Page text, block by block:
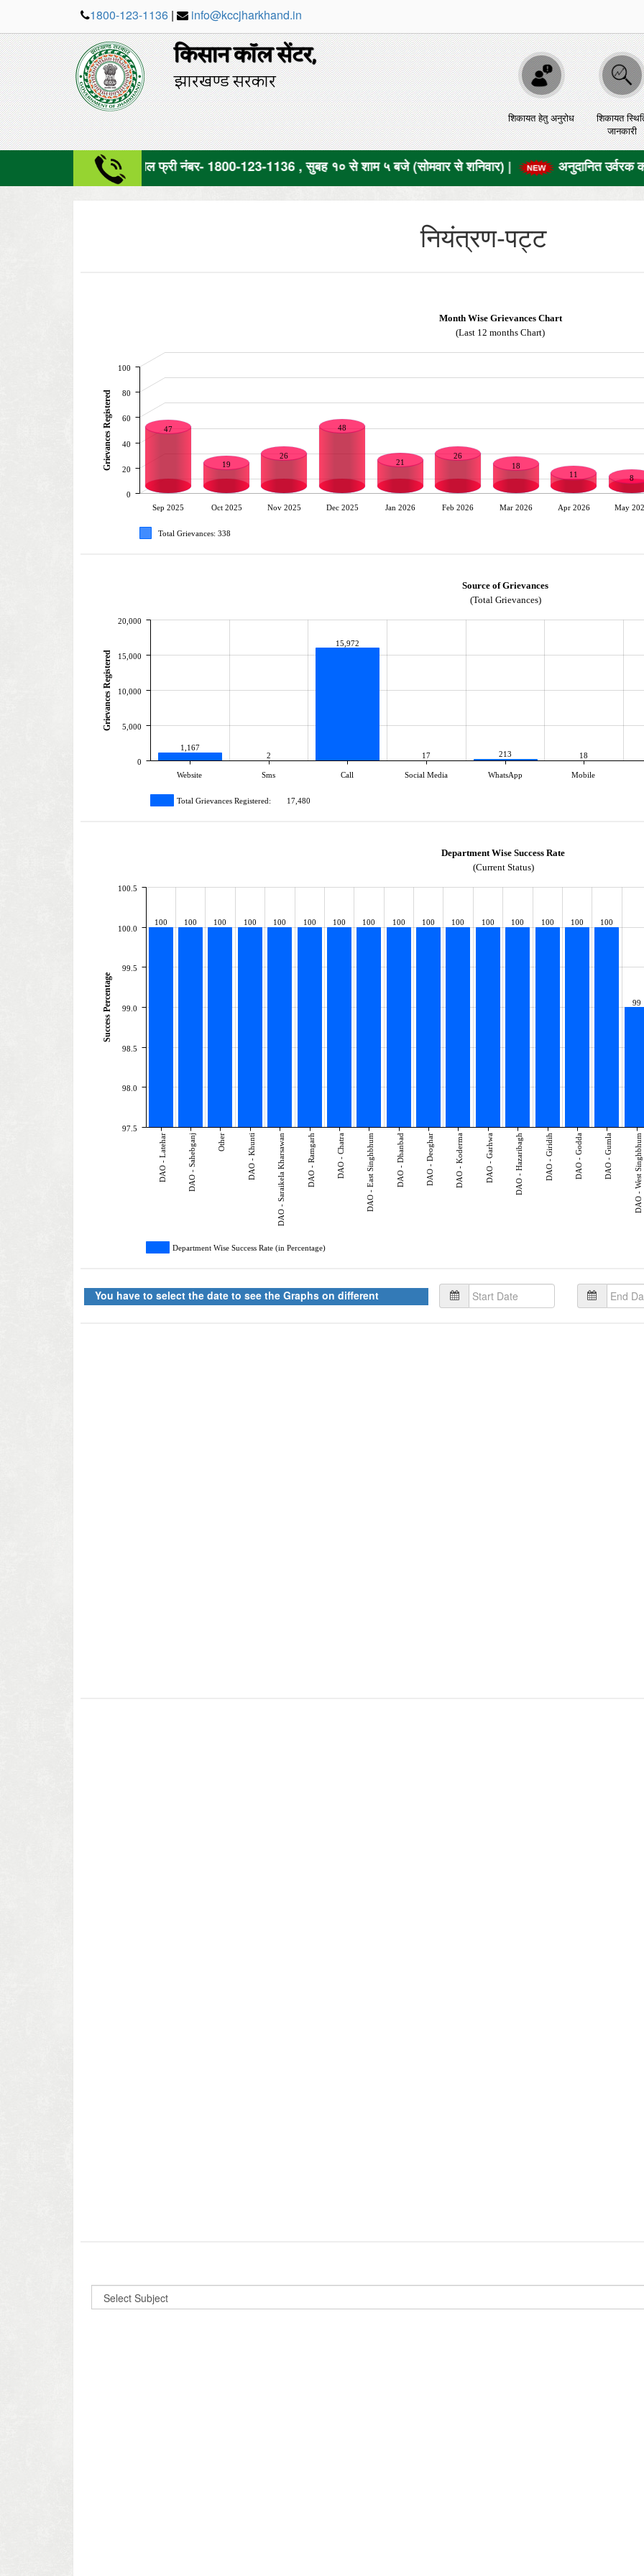
1800-123-1136 | info@kccjharkhand.in
किसान कॉल सेंटर,
झारखण्ड सरकार
शिकायत हेतु अनुरोध
शिकायत
जानकारी
टोल फ्री नंबर- 1800-123-1136 , सुबह १० से शाम ५ बजे (सोमवार से शनिवार)| अनुदानित उर्वरक का कंपनीवार
नियंत्रण-पट्ट
47
19
26
48
21
26
18
11
8
Month Wise Grievances Chart
(Last 12 months Chart)
Sep 2025 Oct 2025 Nov 2025 Dec 2025 Jan 2026 Feb 2026 Mar 2026 Apr 2026 May
0
20
40
60
80
100
Grievances Registered
Total Grievances: 338
1,167
2
15,972
17 213 18
Source of Grievances
(Total Grievances)
Website Sms Call Social Media WhatsApp Mobile
0
5,000
10,000
15,000
20,000
Grievances Registered
Total Grievances Registered: 17,480
100 100 100 100 100 100 100 100 100 100 100 100 100 100 100 100
99
Department Wise Success Rate
(Current Status)
DAO - Latehar DAO - Sahebganj Other DAO - Khunti DAO - Saraikela Kharsawan DAO - Ramgarh DAO - Chatra DAO - East Singhbhum DAO - Dhanbad DAO - Deoghar DAO - Koderma DAO - Garhwa DAO - Hazaribagh DAO - Giridih DAO - Godda DAO - Gumla DAO - West Singhbhum
97.5
98.0
98.5
99.0
99.5
100.0
100.5
Success Percentage
Department Wise Success Rate (in Percentage)